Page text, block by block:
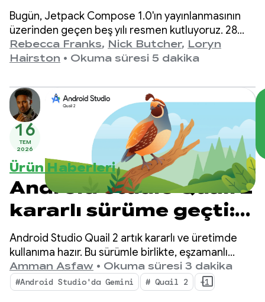
Bugün, Jetpack Compose 1.0'ın yayınlanmasının
üzerinden geçen beş yılı resmen kutluyoruz. 28
Temmuz 2021'de duyurulan 1.0 sürümünden en
son 1.11 sürümüne kadar API'lerin yıllar içinde
kutlamak istiyoruz.
Rebecca Franks, Nick Butcher, Loryn
Hairston • Okuma süresi 5 dakika
16
TEM
2026
Ürün Haberleri
Android Studio Quail 2
kararlı sürüme geçti:
Android Studio Yapay
Zeka Aracı ile çoklu
görev
Android Studio Quail 2 artık kararlı ve üretimde
kullanıma hazır. Bu sürümle birlikte, eşzamanlı
yapay zeka destekli iş akışları, yerel olarak entegre
edilmiş bellek sızıntısı profili oluşturma ve bağlama
duyarlı kilitlenme düzeltme gibi özelliklerle
Amman Asfaw • Okuma süresi 3 dakika
#Android Studio'da Gemini # Quail 2 +1